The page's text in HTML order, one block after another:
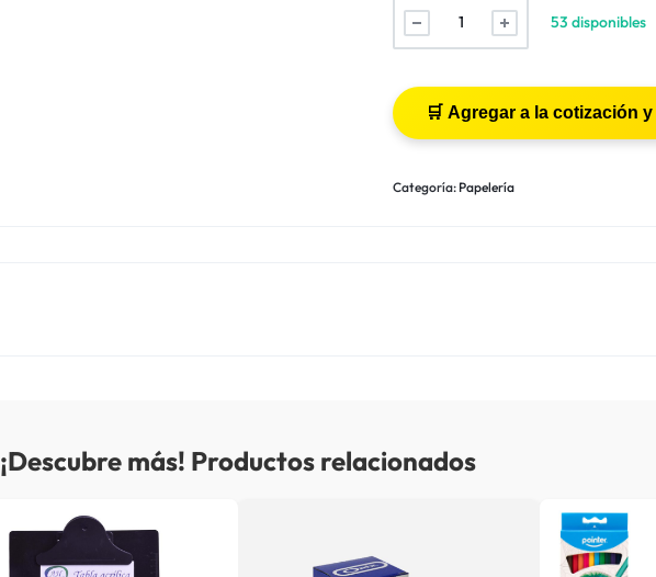
53 disponibles
Categoría: Papelería
¡Descubre más! Productos relacionados